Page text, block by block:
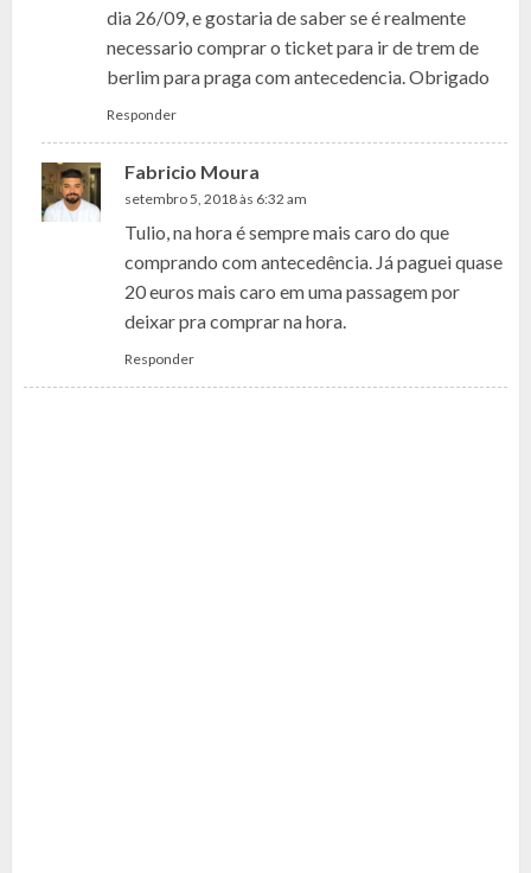
dia 26/09, e gostaria de saber se é realmente
necessario comprar o ticket para ir de trem de
berlim para praga com antecedencia. Obrigado
Responder
Fabricio Moura
setembro 5, 2018 às 6:32 am
Tulio, na hora é sempre mais caro do que
comprando com antecedência. Já paguei quase
20 euros mais caro em uma passagem por
deixar pra comprar na hora.
Responder